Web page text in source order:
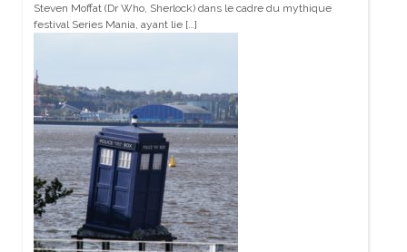
Steven Moffat (Dr Who, Sherlock) dans le cadre du mythique
festival Series Mania, ayant lie […]